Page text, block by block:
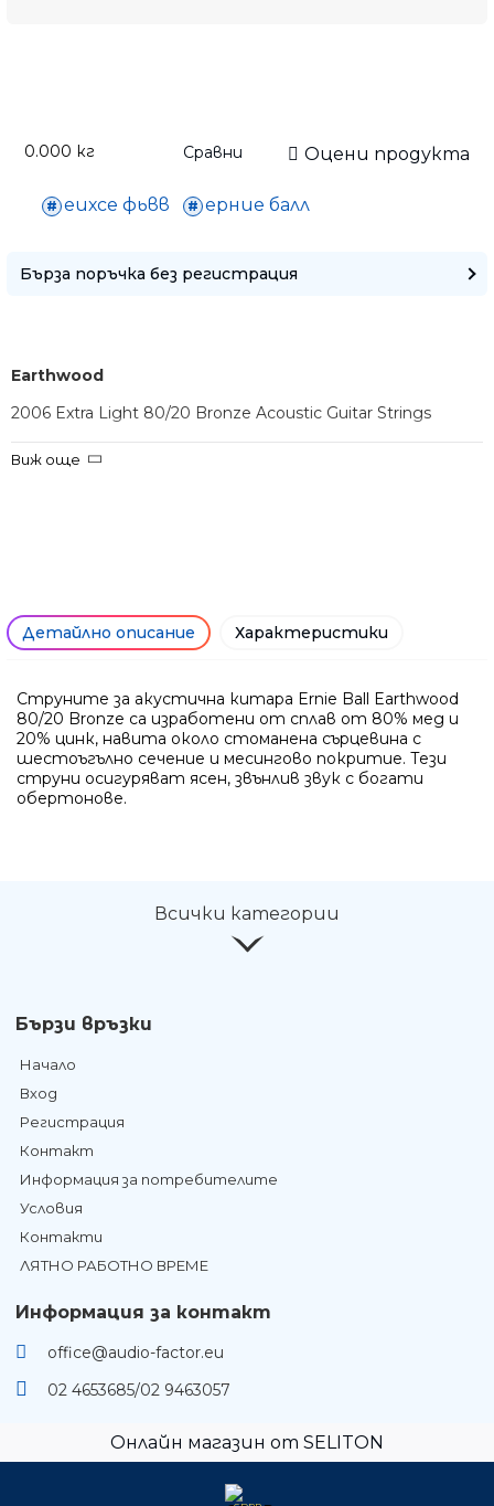
0.000 кг Сравни Оцени продукта
еихсе фьвв ерние балл
Бърза поръчка без регистрация
Само
Earthwood
2006 Extra Light 80/20 Bronze Acoustic Guitar Strings
Струни за акустична китара
Виж още
Детайлно описание Характеристики
Струните за акустична китара Ernie Ball Earthwood
80/20 Bronze са изработени от сплав от 80% мед и
20% цинк, навита около стоманена сърцевина с
шестоъгълно сечение и месингово покритие. Тези
струни осигуряват ясен, звънлив звук с богати
обертонове.
Всички категории
Бързи връзки
Начало
Вход
Регистрация
Контакт
Информация за потребителите
Условия
Контакти
ЛЯТНО РАБОТНО ВРЕМЕ
Информация за контакт
office@audio-factor.eu
02 4653685/02 9463057
Онлайн магазин от SELITON